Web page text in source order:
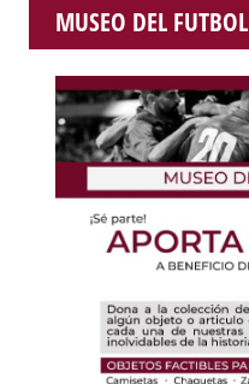
MUSEO DEL FUTBOL